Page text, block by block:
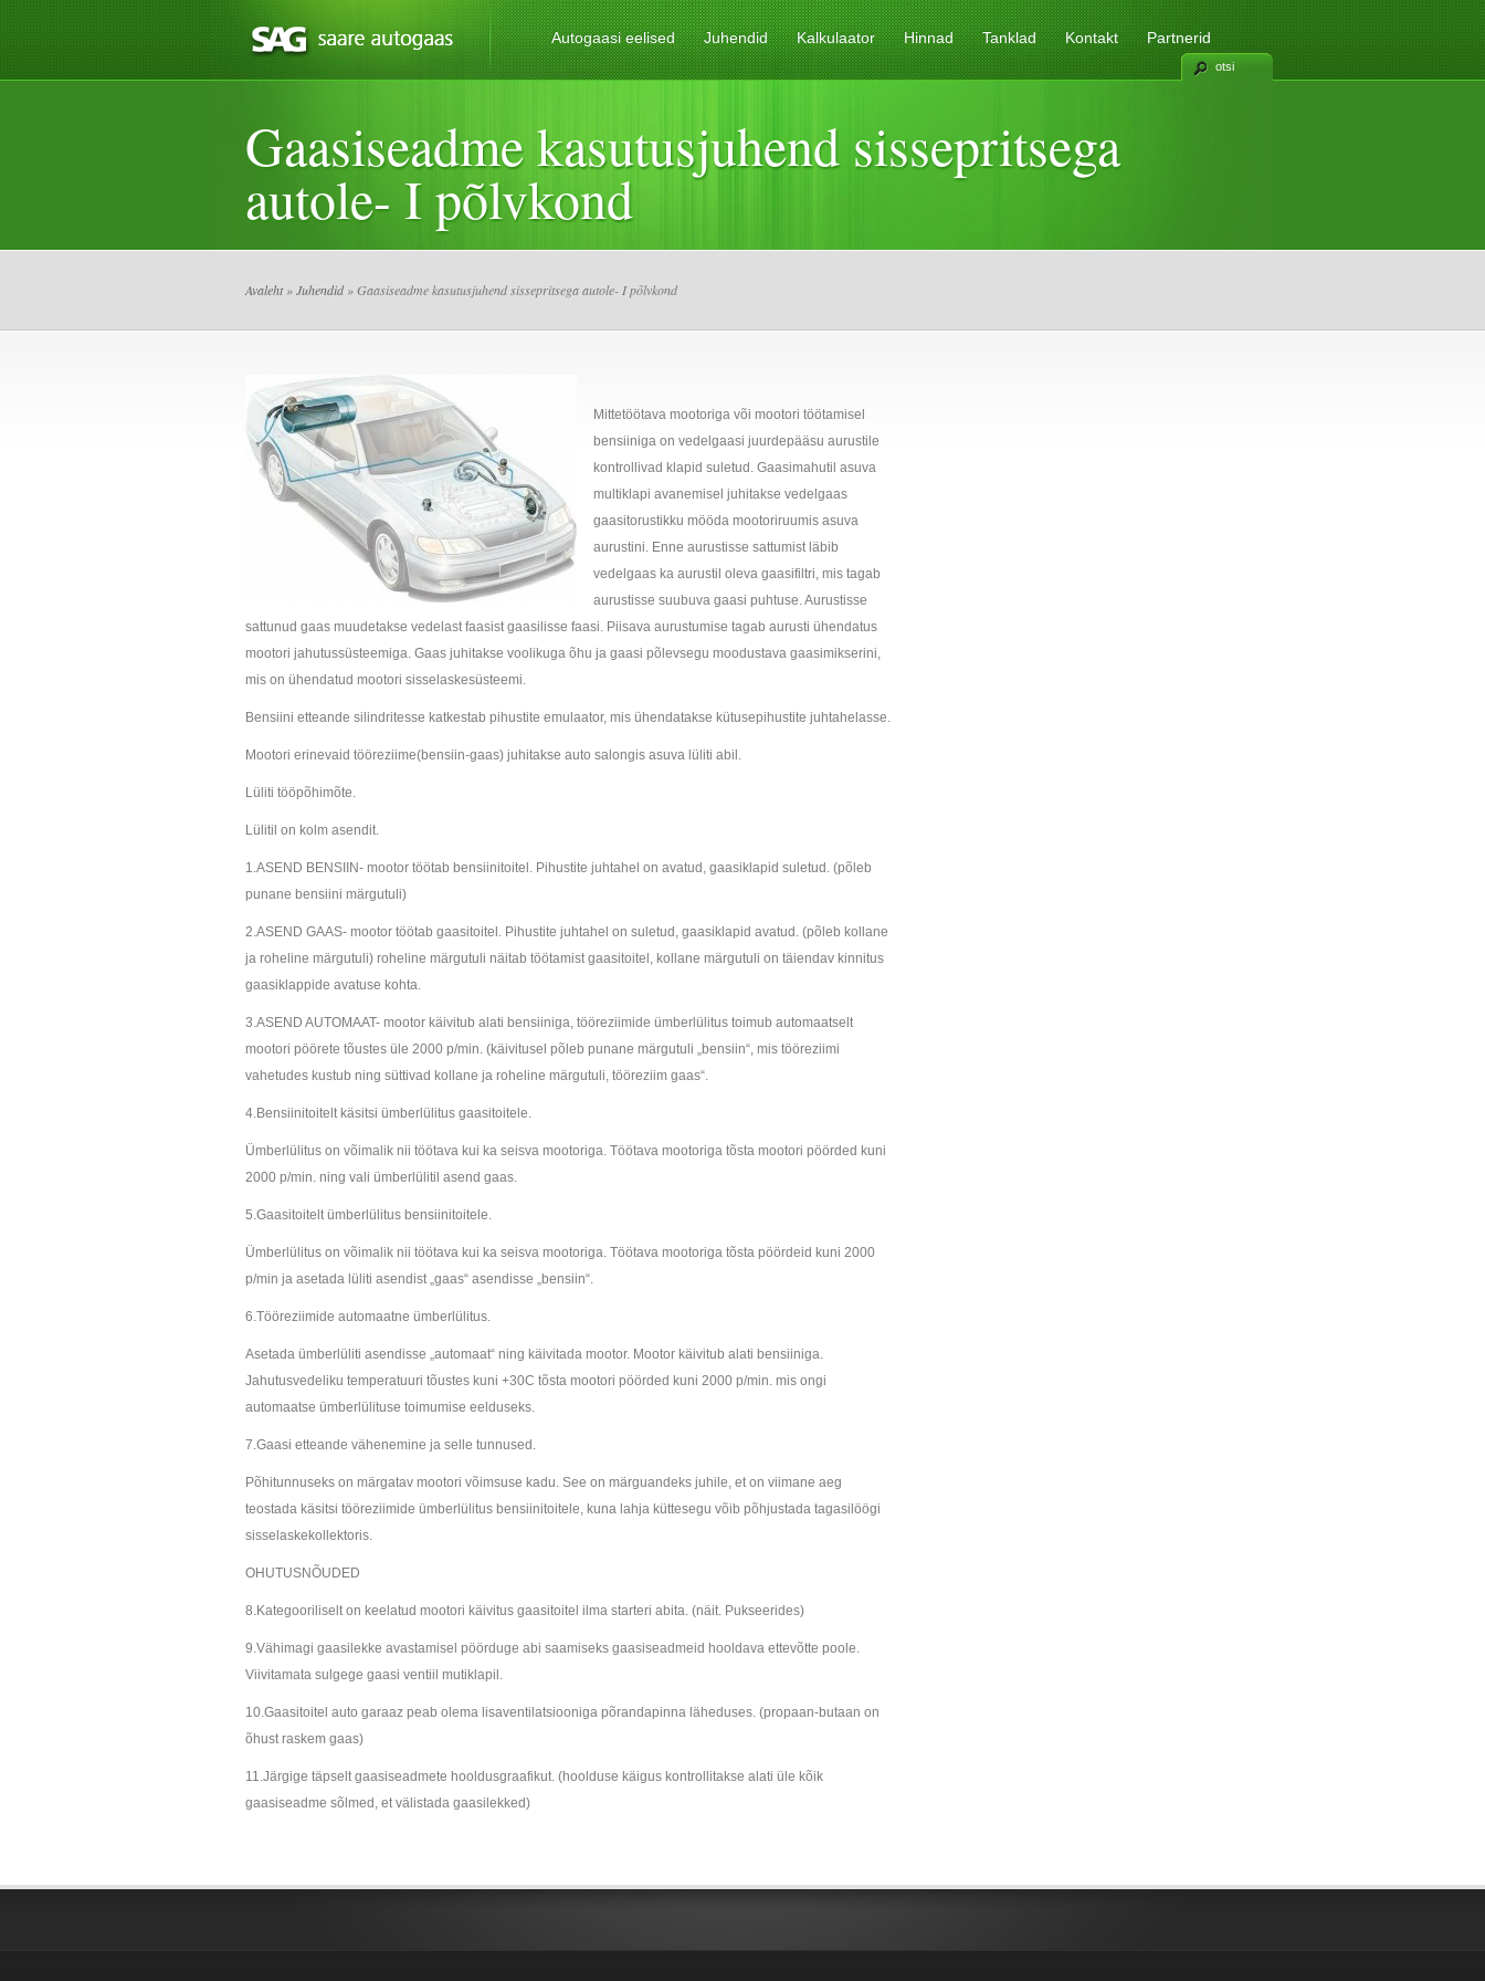
Autogaasi eelised Juhendid Kalkulaator Hinnad Tanklad Kontakt Partnerid
otsi
Gaasiseadme kasutusjuhend sissepritsega
autole- I põlvkond
Avaleht»Juhendid» Gaasiseadme kasutusjuhend sissepritsega autole- I põlvkond
Mittetöötava mootoriga või mootori töötamisel
bensiiniga on vedelgaasi juurdepääsu aurustile
kontrollivad klapid suletud. Gaasimahutil asuva
multiklapi avanemisel juhitakse vedelgaas
gaasitorustikku mööda mootoriruumis asuva
aurustini. Enne aurustisse sattumist läbib
vedelgaas ka aurustil oleva gaasifiltri, mis tagab
aurustisse suubuva gaasi puhtuse. Aurustisse
sattunud gaas muudetakse vedelast faasist gaasilisse faasi. Piisava aurustumise tagab aurusti ühendatus
mootori jahutussüsteemiga. Gaas juhitakse voolikuga õhu ja gaasi põlevsegu moodustava gaasimikserini,
mis on ühendatud mootori sisselaskesüsteemi.
Bensiini etteande silindritesse katkestab pihustite emulaator, mis ühendatakse kütusepihustite juhtahelasse.
Mootori erinevaid tööreziime(bensiin-gaas) juhitakse auto salongis asuva lüliti abil.
Lüliti tööpõhimõte.
Lülitil on kolm asendit.
1.ASEND BENSIIN- mootor töötab bensiinitoitel. Pihustite juhtahel on avatud, gaasiklapid suletud. (põleb
punane bensiini märgutuli)
2.ASEND GAAS- mootor töötab gaasitoitel. Pihustite juhtahel on suletud, gaasiklapid avatud. (põleb kollane
ja roheline märgutuli) roheline märgutuli näitab töötamist gaasitoitel, kollane märgutuli on täiendav kinnitus
gaasiklappide avatuse kohta.
3.ASEND AUTOMAAT- mootor käivitub alati bensiiniga, tööreziimide ümberlülitus toimub automaatselt
mootori pöörete tõustes üle 2000 p/min. (käivitusel põleb punane märgutuli „bensiin“, mis tööreziimi
vahetudes kustub ning süttivad kollane ja roheline märgutuli, tööreziim gaas“.
4.Bensiinitoitelt käsitsi ümberlülitus gaasitoitele.
Ümberlülitus on võimalik nii töötava kui ka seisva mootoriga. Töötava mootoriga tõsta mootori pöörded kuni
2000 p/min. ning vali ümberlülitil asend gaas.
5.Gaasitoitelt ümberlülitus bensiinitoitele.
Ümberlülitus on võimalik nii töötava kui ka seisva mootoriga. Töötava mootoriga tõsta pöördeid kuni 2000
p/min ja asetada lüliti asendist „gaas“ asendisse „bensiin“.
6.Tööreziimide automaatne ümberlülitus.
Asetada ümberlüliti asendisse „automaat“ ning käivitada mootor. Mootor käivitub alati bensiiniga.
Jahutusvedeliku temperatuuri tõustes kuni +30C tõsta mootori pöörded kuni 2000 p/min. mis ongi
automaatse ümberlülituse toimumise eelduseks.
7.Gaasi etteande vähenemine ja selle tunnused.
Põhitunnuseks on märgatav mootori võimsuse kadu. See on märguandeks juhile, et on viimane aeg
teostada käsitsi tööreziimide ümberlülitus bensiinitoitele, kuna lahja küttesegu võib põhjustada tagasilöögi
sisselaskekollektoris.
OHUTUSNÕUDED
8.Kategooriliselt on keelatud mootori käivitus gaasitoitel ilma starteri abita. (näit. Pukseerides)
9.Vähimagi gaasilekke avastamisel pöörduge abi saamiseks gaasiseadmeid hooldava ettevõtte poole.
Viivitamata sulgege gaasi ventiil mutiklapil.
10.Gaasitoitel auto garaaz peab olema lisaventilatsiooniga põrandapinna läheduses. (propaan-butaan on
õhust raskem gaas)
11.Järgige täpselt gaasiseadmete hooldusgraafikut. (hoolduse käigus kontrollitakse alati üle kõik
gaasiseadme sõlmed, et välistada gaasilekked)